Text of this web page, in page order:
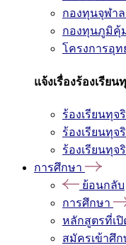
กองทุนจุฬา
กองทุนภูมิคุ้
โครงการอุ
แจ้งเรื่องร้องเรียน
ร้องเรียนทุ
ร้องเรียนทุ
ร้องเรียนทุ
การศึกษา
ย้อนกลับ
การศึกษา
หลักสูตรที่เ
สมัครเข้าศึก